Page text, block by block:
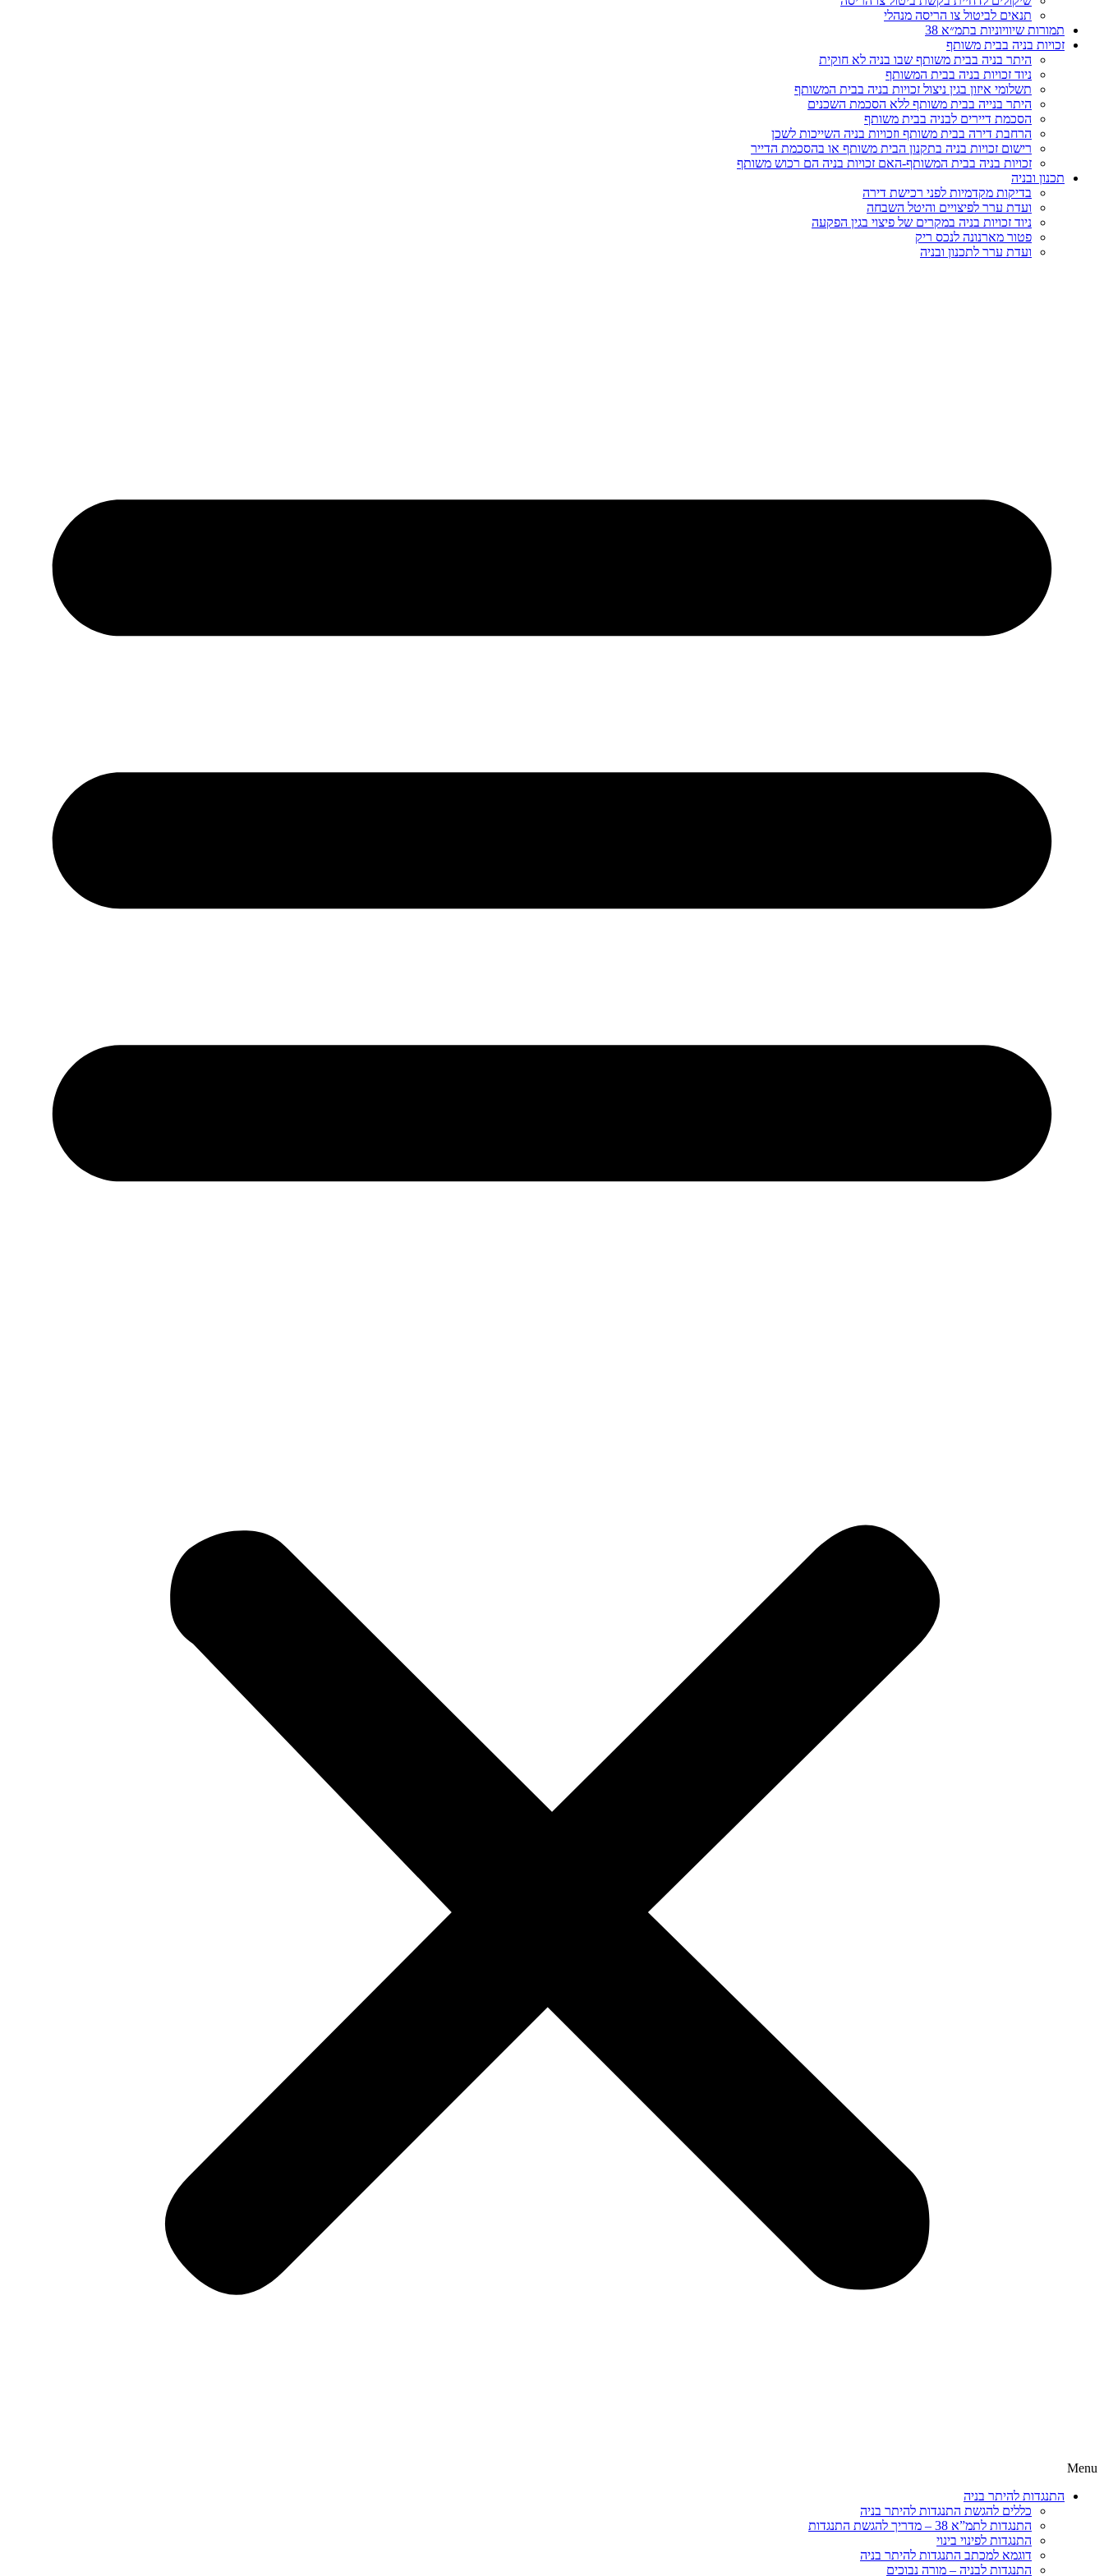
תנאים לביטול צו הריסה מנהלי
תמורות שיוויוניות בתמ״א 38
זכויות בניה בבית משותף
היתר בניה בבית משותף שבו בניה לא חוקית
ניוד זכויות בניה בבית המשותף
תשלומי איזון בגין ניצול זכויות בניה בבית המשותף
היתר בנייה בבית משותף ללא הסכמת השכנים
הסכמת דיירים לבניה בבית משותף
הרחבת דירה בבית משותף וזכויות בניה השייכות לשכן
רישום זכויות בניה בתקנון הבית משותף או בהסכמת הדייר
זכויות בניה בבית המשותף-האם זכויות בניה הם רכוש משותף
תכנון ובניה
בדיקות מקדמיות לפני רכישת דירה
ועדת ערר לפיצויים והיטל השבחה
ניוד זכויות בניה במקרים של פיצוי בגין הפקעה
פטור מארנונה לנכס ריק
ועדת ערר לתכנון ובניה
Menu
התנגדות להיתר בניה
כללים להגשת התנגדות להיתר בניה
התנגדות לתמ”א 38 – מדריך להגשת התנגדות
התנגדות לפינוי בינוי
דוגמא למכתב התנגדות להיתר בניה
התנגדות לבניה – מורה נבוכים